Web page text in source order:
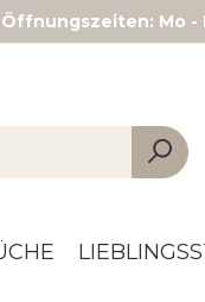
Öffnungszeiten: Mo -